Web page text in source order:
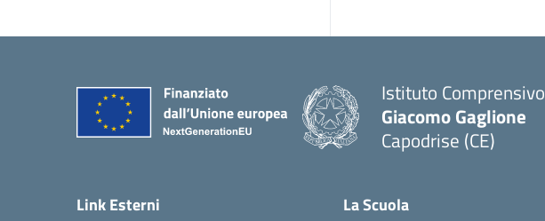
Istituto Comprensivo
Giacomo Gaglione
Capodrise (CE)
Link Esterni La Scuola